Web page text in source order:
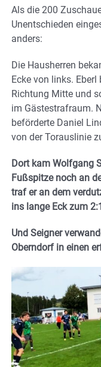
Als die 200
Unentschieden
anders:
Die Hausherren
Ecke von links.
Richtung Mitte und
im Gästestrafraum.
beförderte Daniel
von der Torauslinie
Dort kam Wolfgang
Fußspitze noch an
traf er an dem
ins lange Eck zum
Und Seigner
Oberndorf in einen